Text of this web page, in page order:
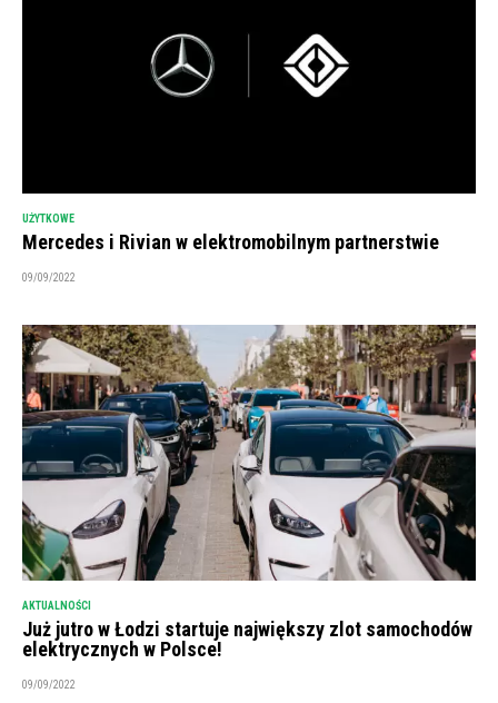
UŻYTKOWE
Mercedes i Rivian w elektromobilnym partnerstwie
09/09/2022
AKTUALNOŚCI
Już jutro w Łodzi startuje największy zlot samochodów
elektrycznych w Polsce!
09/09/2022